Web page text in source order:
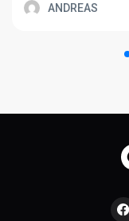
ANDREAS